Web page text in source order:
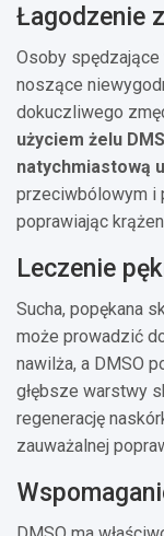
Łagodzenie
Osoby
noszące
dokuczliwego
użyciem żelu
natychmiastową
przeciwbólowym i
poprawiając
Leczenie
Sucha, popękana
może prowadzić
nawilża, a DMSO
głębsze warstwy
regenerację
zauważalnej